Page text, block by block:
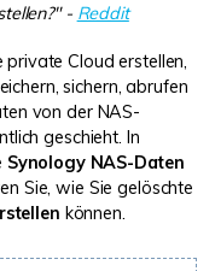
- Reddit
Cloud erstellen,
sichern, abrufen
von der NAS-
geschieht. In
Synology NAS-Daten
Sie, wie Sie gelöschte
können.